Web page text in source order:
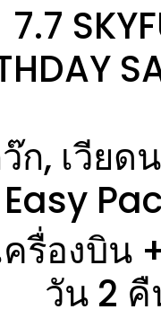
7.7
ก, เวียด
ครื่องบิน
วัน 2